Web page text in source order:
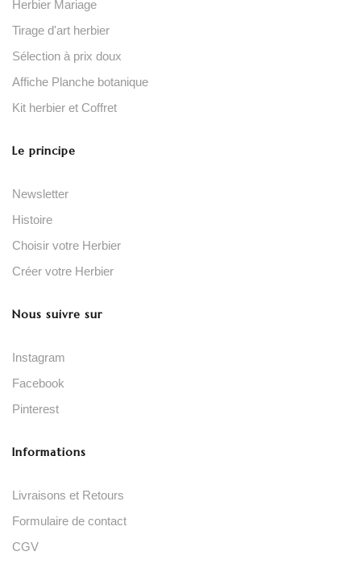
Herbier Mariage
Tirage d'art herbier
Sélection à prix doux
Affiche Planche botanique
Kit herbier et Coffret
Le principe
Newsletter
Histoire
Choisir votre Herbier
Créer votre Herbier
Nous suivre sur
Instagram
Facebook
Pinterest
Informations
Livraisons et Retours
Formulaire de contact
CGV